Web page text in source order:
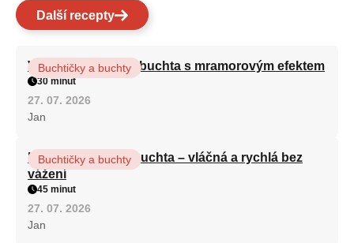
Další recepty
Vláčná olejová litá buchta s mramorovým efektem
Buchtičky a buchty
30 minut
27. 07. 2026
Jan
Hrnková maková buchta – vláčná a rychlá bez
vážení
Buchtičky a buchty
45 minut
27. 07. 2026
Jan